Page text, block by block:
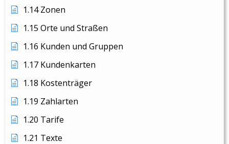
1.14 Zonen
1.15 Orte und Straßen
1.16 Kunden und Gruppen
1.17 Kundenkarten
1.18 Kostenträger
1.19 Zahlarten
1.20 Tarife
1.21 Texte